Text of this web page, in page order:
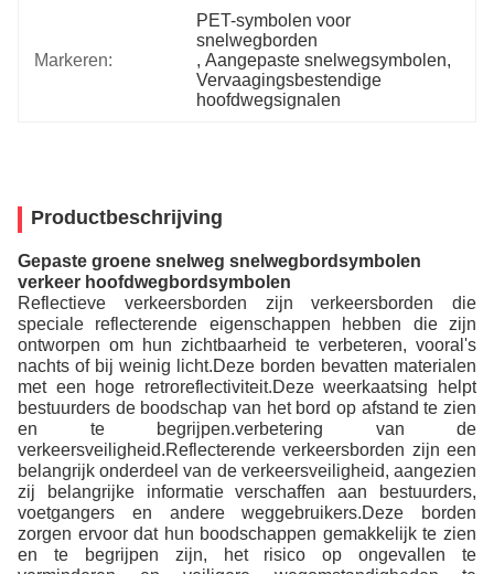
Markeren:
PET-symbolen voor
snelwegborden
, Aangepaste snelwegsymbolen,
Vervaagingsbestendige
hoofdwegsignalen
Productbeschrijving
Gepaste groene snelweg snelwegbordsymbolen
verkeer hoofdwegbordsymbolen
Reflectieve verkeersborden zijn verkeersborden die
speciale reflecterende eigenschappen hebben die zijn
ontworpen om hun zichtbaarheid te verbeteren, vooral's
nachts of bij weinig licht.Deze borden bevatten materialen
met een hoge retroreflectiviteit.Deze weerkaatsing helpt
bestuurders de boodschap van het bord op afstand te zien
en te begrijpen.verbetering van de
verkeersveiligheid.Reflecterende verkeersborden zijn een
belangrijk onderdeel van de verkeersveiligheid, aangezien
zij belangrijke informatie verschaffen aan bestuurders,
voetgangers en andere weggebruikers.Deze borden
zorgen ervoor dat hun boodschappen gemakkelijk te zien
en te begrijpen zijn, het risico op ongevallen te